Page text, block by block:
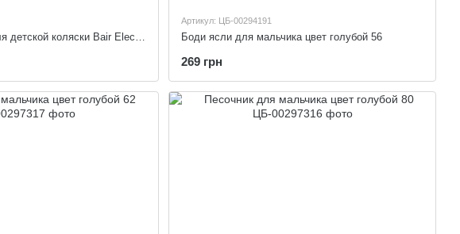
Москитная сетка для детской коляски Bair Electra Bair 625069
Артикул: ЦБ-00294191
Боди ясли для мальчика цвет голубой 56
269 грн